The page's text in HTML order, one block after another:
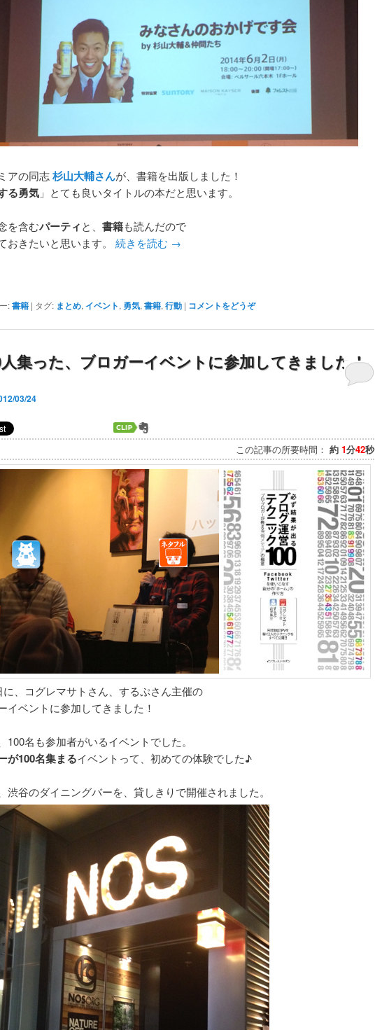
アの同志杉山大輔さんが、書籍を出版しました！
る勇気 」とても良いタイトルの本だと思います。
を含むパーティと、 書籍も読んだので
おきたいと思います。 続きを読む →
:書籍 | タグ: まとめ, イベント, 勇気, 書籍, 行動 | コメントをどうぞ
集った、ブロガーイベントに参加してきました！
03/24
この記事の所要時間： 約 1分42秒
に、コグレマサトさん、するぷさん主催の
イベントに参加してきました！
100名も参加者がいるイベントでした。
が100名集まるイベントって、初めての体験でした♪
渋谷のダイニングバーを、貸しきりで開催されました。